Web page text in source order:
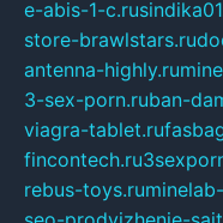
e-abis-1-c.ru
store-brawlstars.ru
antenna-highly.ru
3-sex-porn.ruban-
viagra-tablet.ru
fincontech.ru
rebus-toys.ru